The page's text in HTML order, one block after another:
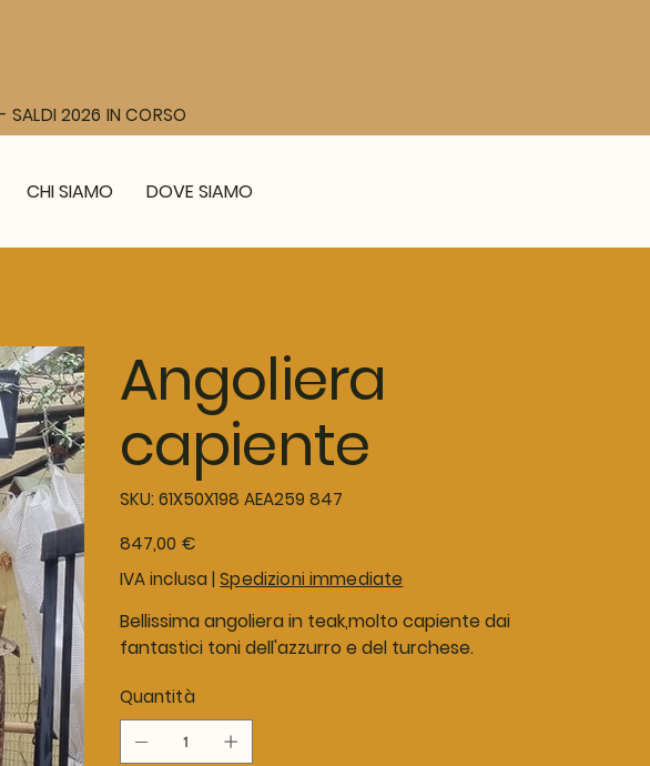
CHI SIAMO DOVE SIAMO
Angoliera
capiente
SKU: SKU
61X50X198
61X50X198 AEA259 847
Prezzo
847,00 €
IVA inclusa | Spedizioni immediate
Bellissima angoliera in teak,molto capiente dai
fantastici toni dell'azzurro e del turchese.
Quantità
2026 IN CORSO